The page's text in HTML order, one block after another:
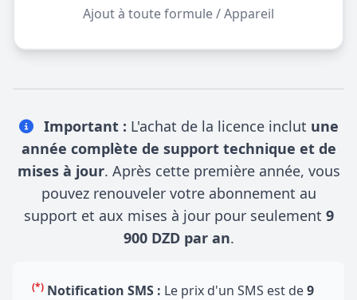
Ajout à toute formule / Appareil
Important : L'achat de la licence inclut une
année complète de support technique et de
mises à jour. Après cette première année, vous
pouvez renouveler votre abonnement au
support et aux mises à jour pour seulement 9
900 DZD par an.
(*) Notification SMS : Le prix d'un SMS est de9